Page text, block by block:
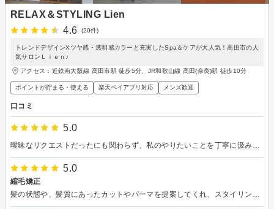
RELAX＆STYLING Lien
4.6
(20件)
トレンドデザインXツヤ感・透明感カラーと充実したSpa＆ケアが大人気！高田市の人
気サロンＬｉｅｎ♪
アクセス：近鉄南大阪線 高田市駅 徒歩5分、JR和歌山線 高田(奈良)駅 徒歩10分
ポイントが貯まる・使える 楽天ペイアプリ対応 メンズ歓迎
口コミ
5.0
5.0
縮毛矯正